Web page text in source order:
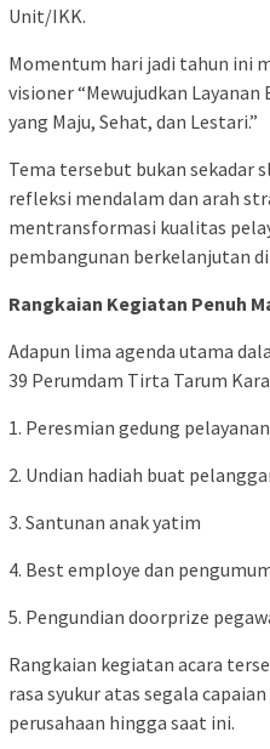
Unit/IKK.
Momentum hari jadi tahun ini
visioner “Mewujudkan
yang Maju, Sehat, dan Lestari.”
Tema tersebut bukan sekadar
refleksi mendalam dan arah
mentransformasi kualitas
pembangunan berkelanjutan
Rangkaian Kegiatan Penuh
Adapun lima agenda utama
39 Perumdam Tirta Tarum
1. Peresmian gedung
2. Undian hadiah buat
3. Santunan anak yatim
4. Best employe dan
5. Pengundian doorprize
Rangkaian kegiatan acara
rasa syukur atas segala
perusahaan hingga saat ini.